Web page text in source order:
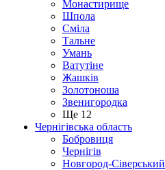
Монастирище
Шпола
Сміла
Тальне
Умань
Ватутіне
Жашків
Золотоноша
Звенигородка
Ще 12
Чернігівська область
Бобровиця
Чернігів
Новгород-Сіверський